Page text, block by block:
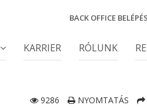
BACK OFFICE BELÉPÉS
KARRIER RÓLUNK
9286 NYOMTATÁS